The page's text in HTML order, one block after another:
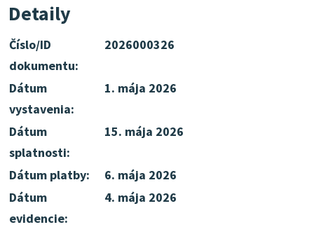
Detaily
Číslo/ID
dokumentu:
2026000326
Dátum
vystavenia:
1. mája 2026
Dátum
splatnosti:
15. mája 2026
Dátum platby:
6. mája 2026
Dátum
evidencie:
4. mája 2026